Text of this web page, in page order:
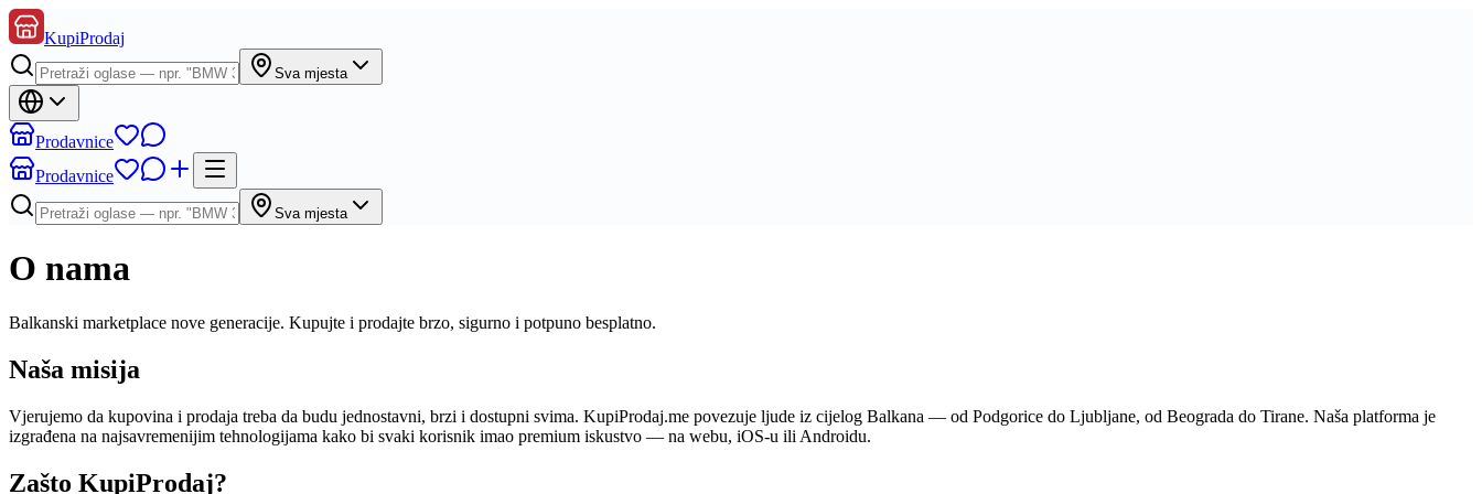
KupiProdaj
Sva mjesta
Prodavnice
Prodavnice
Sva mjesta
O nama
Balkanski marketplace nove generacije. Kupujte i prodajte brzo, sigurno i potpuno besplatno.
Naša misija
Vjerujemo da kupovina i prodaja treba da budu jednostavni, brzi i dostupni svima. KupiProdaj.me povezuje ljude iz cijelog Balkana — od Podgorice do Ljubljane, od Beograda do Tirane. Naša platforma je
izgrađena na najsavremenijim tehnologijama kako bi svaki korisnik imao premium iskustvo — na webu, iOS-u ili Androidu.
Zašto KupiProdaj?